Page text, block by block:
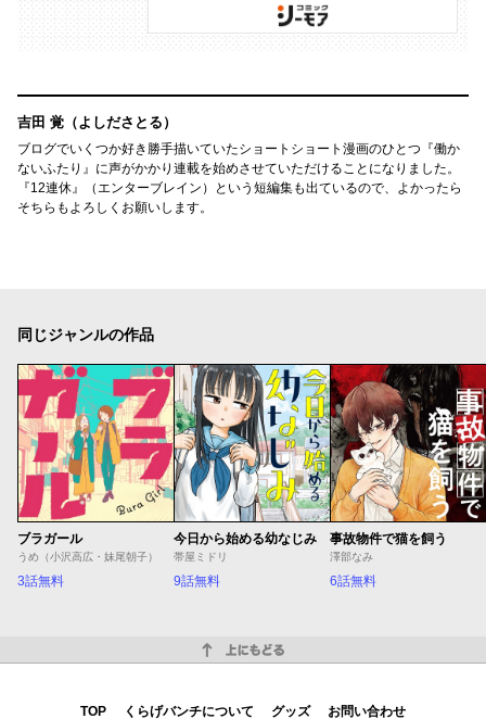
吉田 覚（よしださとる）
ブログでいくつか好き勝手描いていたショートショート漫画のひとつ『働か
ないふたり』に声がかかり連載を始めさせていただけることになりました。
『12連休』（エンターブレイン）という短編集も出ているので、よかったら
そちらもよろしくお願いします。
同じジャンルの作品
ブラガール
うめ（小沢高広・妹尾朝子）
3話無料
今日から始める幼なじみ
帯屋ミドリ
9話無料
事故物件で猫を飼う
澤部なみ
6話無料
TOP くらげバンチについて グッズ お問い合わせ